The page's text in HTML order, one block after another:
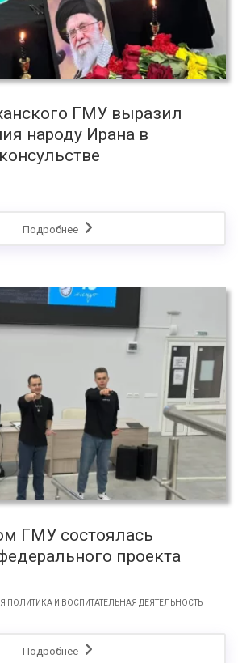
ГМУ выразил
народу Ирана в
Подробнее
ГМУ состоялась
проекта
ПОЛИТИКА И ВОСПИТАТЕЛЬНАЯ ДЕЯТЕЛЬНОСТЬ
Подробнее